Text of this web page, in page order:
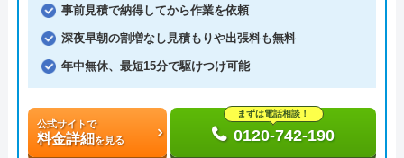
事前見積で納得してから作業を依頼
深夜早朝の割増なし見積もりや出張料も無料
年中無休、最短15分で駆けつけ可能
公式サイトで
料金詳細を見る
まずは電話相談！
0120-742-190